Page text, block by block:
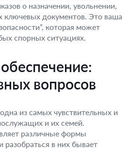
о назначении, увольнении,
ключевых документов. Это ваша
которая может
спорных ситуациях.
вопросов
из самых чувствительных и
и их семей.
различные формы
разобраться в них бывает